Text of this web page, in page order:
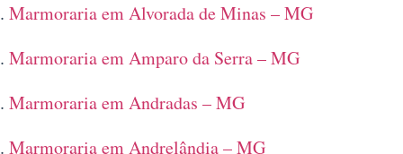
Marmoraria em Alvorada de Minas – MG
Marmoraria em Amparo da Serra – MG
Marmoraria em Andradas – MG
Marmoraria em Andrelândia – MG